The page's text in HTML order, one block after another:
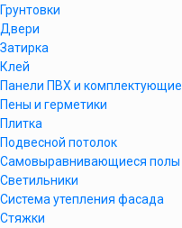
Грунтовки
Двери
Затирка
Клей
Панели ПВХ и комплектующие
Пены и герметики
Плитка
Подвесной потолок
Самовыравнивающиеся полы
Светильники
Система утепления фасада
Стяжки